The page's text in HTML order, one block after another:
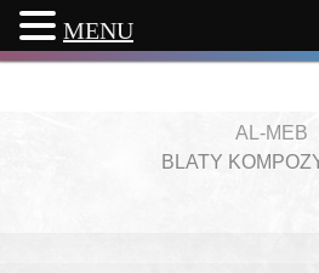
AL-MEB
BLATY
MENU